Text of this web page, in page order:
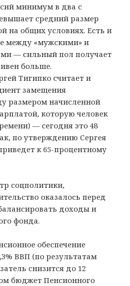
минимум в два с
средний размер
на общих условиях. Есть и
между «мужскими» и
— сильный пол получает
больше.
Тигипко считает и
замещения
размером начисленной
которую человек
— сегодня это 48
по утверждению Сергея
к 65-процентному
соцполитики,
оказалось перед
доходы и
фонда.
обеспечение
ВВП (по результатам
снизится до 12
бюджет Пенсионного